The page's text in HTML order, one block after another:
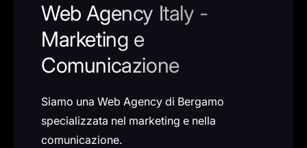
Web Agency Italy -
Marketing e
Comunicazione
Siamo una Web Agency di Bergamo
specializzata nel marketing e nella
comunicazione.